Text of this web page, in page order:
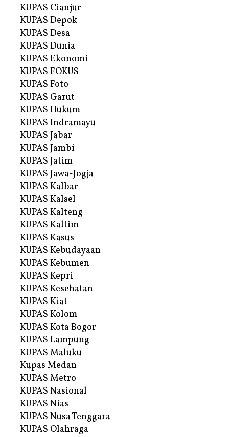
KUPAS Cianjur
KUPAS Depok
KUPAS Desa
KUPAS Dunia
KUPAS Ekonomi
KUPAS FOKUS
KUPAS Foto
KUPAS Garut
KUPAS Hukum
KUPAS Indramayu
KUPAS Jabar
KUPAS Jambi
KUPAS Jatim
KUPAS Jawa-Jogja
KUPAS Kalbar
KUPAS Kalsel
KUPAS Kalteng
KUPAS Kaltim
KUPAS Kasus
KUPAS Kebudayaan
KUPAS Kebumen
KUPAS Kepri
KUPAS Kesehatan
KUPAS Kiat
KUPAS Kolom
KUPAS Kota Bogor
KUPAS Lampung
KUPAS Maluku
Kupas Medan
KUPAS Metro
KUPAS Nasional
KUPAS Nias
KUPAS Nusa Tenggara
KUPAS Olahraga